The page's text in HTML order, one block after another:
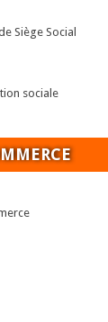
Siège Social
sociale